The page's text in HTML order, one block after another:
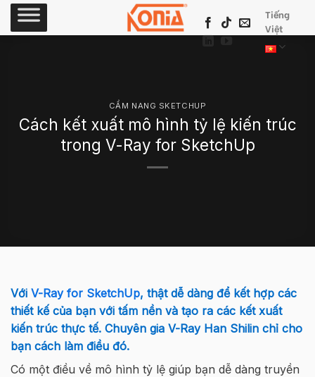
Skip
Tiếng
Việt
CẨM NANG SKETCHUP
Cách kết xuất mô hình tỷ lệ kiến ​​trúc
trong V-Ray for SketchUp
Với V-Ray for SketchUp, thật dễ dàng để kết hợp các
thiết kế của bạn với tấm nền và tạo ra các kết xuất
kiến ​​trúc thực tế. Chuyên gia V-Ray Han Shilin chỉ cho
bạn cách làm điều đó.
Có một điều về mô hình tỷ lệ giúp bạn dễ dàng truyền